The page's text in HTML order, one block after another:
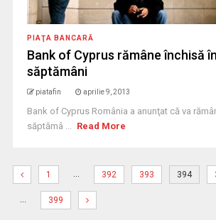
PIAŢA BANCARĂ
Bank of Cyprus rămâne închisă
săptămâni
piatafin aprilie 9, 2013
Bank of Cyprus România a anunţat că va
săptămâ ... Read More
1 … 392 393 394
… 399